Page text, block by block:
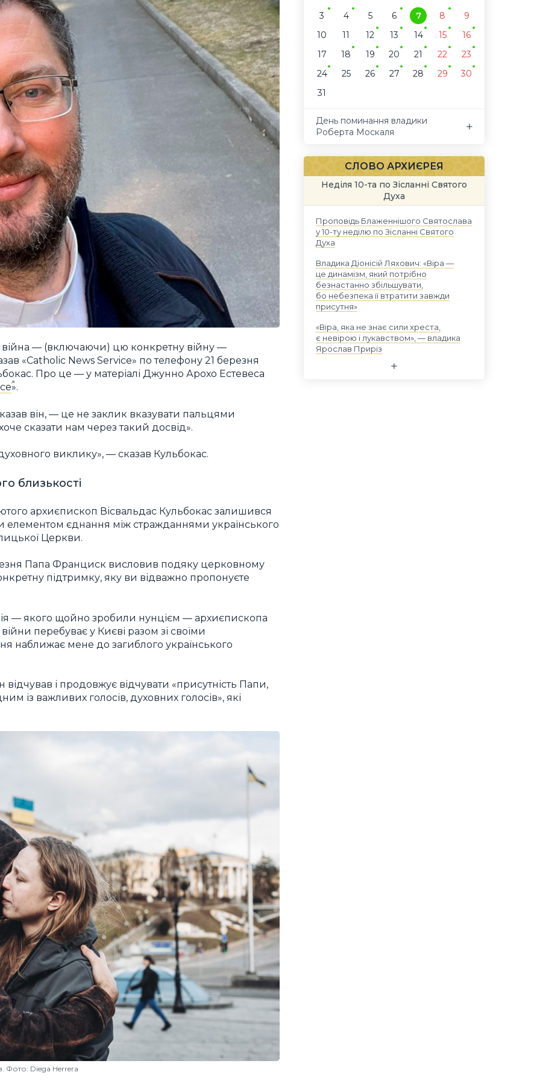
— (включаючи) цю конкретну війну —
«Catholic News Service» по телефону 21 березня
Про це — у матеріалі Джунно Арохо Естевеса
».
він, — це не заклик вказувати пальцями
сказати нам через такий досвід».
виклику», — сказав Кульбокас.
близькості
архиєпископ Вісвальдас Кульбокас залишився
елементом єднання між стражданнями українського
Церкви.
Папа Франциск висловив подяку церковному
підтримку, яку ви відважно пропонуєте
— якого щойно зробили нунцієм — архиєпископа
перебуває у Києві разом зі своїми
наближає мене до загиблого українського
і продовжує відчувати «присутність Папи,
із важливих голосів, духовних голосів», які
Фото: Diega Herrera
3
4 5 6 7 8
9
10
11 12 13 14 15
16
17
18 19 20 21 22
23
24
25 26 27 28 29
30
31
День поминання владики
Роберта Москаля
СЛОВО АРХИЄРЕЯ
Неділя 10-та по Зісланні Святого
Духа
Проповідь Блаженнішого Святослава
у 10-ту неділю по Зісланні Святого
Духа
Владика Діонісій Ляхович: «Віра —
це динамізм, який потрібно
безнастанно збільшувати,
бо небезпека її втратити завжди
присутня»
«Віра, яка не знає сили хреста,
є невірою і лукавством», — владика
Ярослав Приріз